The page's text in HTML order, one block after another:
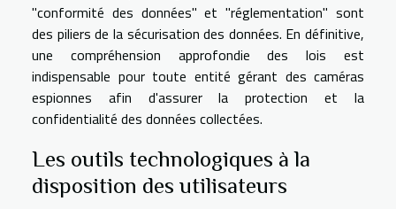
"conformité des données" et "réglementation" sont
des piliers de la sécurisation des données. En définitive,
une compréhension approfondie des lois est
indispensable pour toute entité gérant des caméras
espionnes afin d'assurer la protection et la
confidentialité des données collectées.
Les outils technologiques à la
disposition des utilisateurs